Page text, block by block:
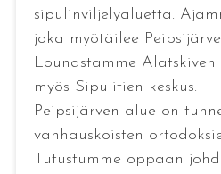
sipulinviljelyaluetta.
joka myötäilee
Lounastamme
myös Sipulitien keskus.
Peipsijärven alue on
vanhauskoisten
Tutustumme oppaan